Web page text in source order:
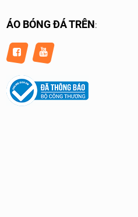
ÁO BÓNG ĐÁ TRÊN: